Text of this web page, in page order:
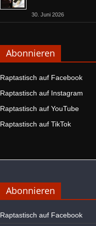
30. Juni 2026
Abonnieren
Raptastisch auf Facebook
Raptastisch auf Instagram
Raptastisch auf YouTube
Raptastisch auf TikTok
Abonnieren
Raptastisch auf Facebook